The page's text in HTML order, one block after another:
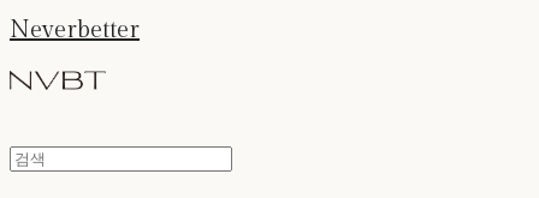
Neverbetter